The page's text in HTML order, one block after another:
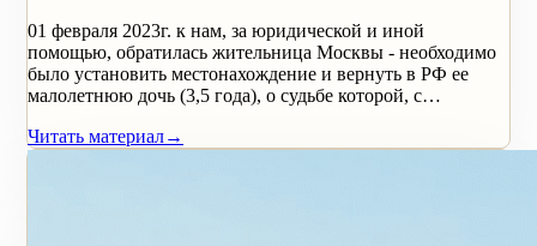
01 февраля 2023г. к нам, за юридической и иной
помощью, обратилась жительница Москвы - необходимо
было установить местонахождение и вернуть в РФ ее
малолетнюю дочь (3,5 года), о судьбе которой, с…
Читать материал→